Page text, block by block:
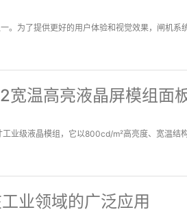
。为了提供更好的用户体验和视觉效果，闸机
温高亮液晶屏模组面
业级液晶模组，它以800cd/m²高亮度、宽温
业领域的广泛应用